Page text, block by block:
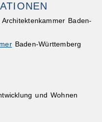
Baden-
Baden-Württemberg
und Wohnen